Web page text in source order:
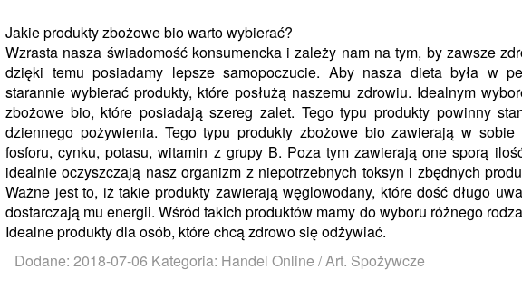
Jakie produkty zbożowe bio warto wybierać?
Wzrasta nasza świadomość konsumencka i zależy nam na tym, by zawsze
dzięki temu posiadamy lepsze samopoczucie. Aby nasza dieta była w
starannie wybierać produkty, które posłużą naszemu zdrowiu. Idealnym
zbożowe bio, które posiadają szereg zalet. Tego typu produkty powinny
dziennego pożywienia. Tego typu produkty zbożowe bio zawierają w sobie
fosforu, cynku, potasu, witamin z grupy B. Poza tym zawierają one sporą
idealnie oczyszczają nasz organizm z niepotrzebnych toksyn i zbędnych
Ważne jest to, iż takie produkty zawierają węglowodany, które dość długo
dostarczają mu energii. Wśród takich produktów mamy do wyboru różnego
Idealne produkty dla osób, które chcą zdrowo się odżywiać.
Dodane: 2018-07-06 Kategoria: Handel Online / Art. Spożywcze